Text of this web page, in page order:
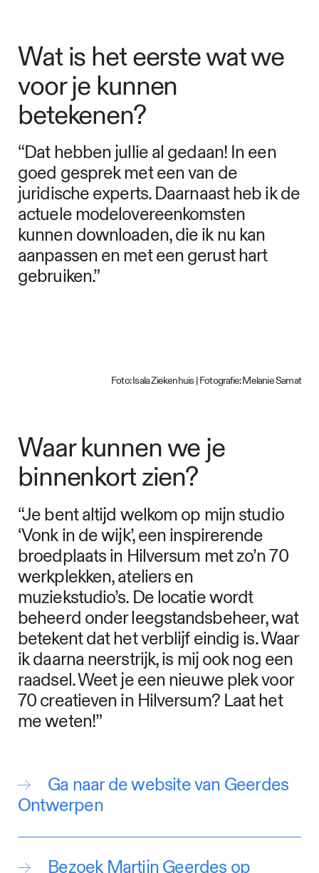
Wat is het eerste wat we
voor je kunnen
betekenen?
“Dat hebben jullie al gedaan! In een
goed gesprek met een van de
juridische experts. Daarnaast heb ik de
actuele modelovereenkomsten
kunnen downloaden, die ik nu kan
aanpassen en met een gerust hart
gebruiken.”
Foto: Isala Ziekenhuis | Fotografie: Melanie Samat
Waar kunnen we je
binnenkort zien?
“Je bent altijd welkom op mijn studio
‘Vonk in de wijk’, een inspirerende
broedplaats in Hilversum met zo’n 70
werkplekken, ateliers en
muziekstudio’s. De locatie wordt
beheerd onder leegstandsbeheer, wat
betekent dat het verblijf eindig is. Waar
ik daarna neerstrijk, is mij ook nog een
raadsel. Weet je een nieuwe plek voor
70 creatieven in Hilversum? Laat het
me weten!”
Ga naar de website van Geerdes
Ontwerpen
Bezoek Martijn Geerdes op